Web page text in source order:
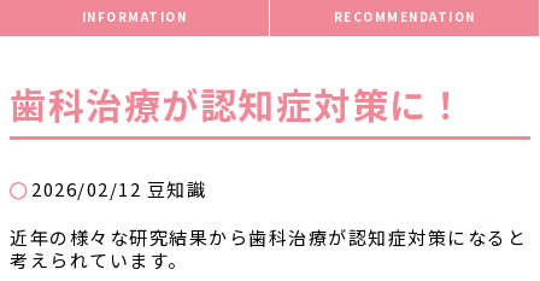
歯科治療が認知症対策に！
2026/02/12 豆知識
近年の様々な研究結果から歯科治療が認知症対策になると
考えられています。